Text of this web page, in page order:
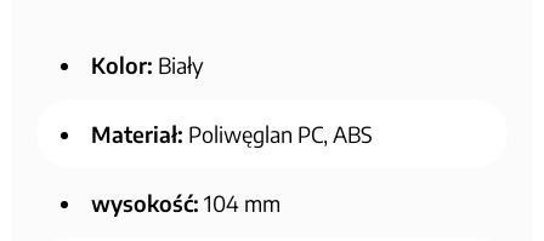
Kolor: Biały
Materiał: Poliwęglan PC, ABS
wysokość: 104 mm